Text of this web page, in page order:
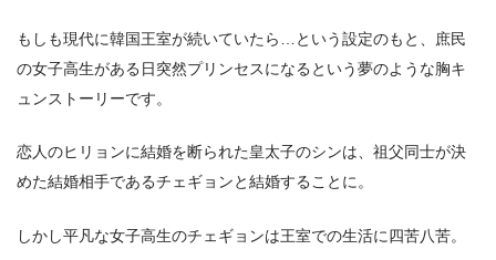
＼＼31日間無料!!お試し解約もOK／／
もしも現代に韓国王室が続いていたら…という設定のもと、庶民
の女子高生がある日突然プリンセスになるという夢のような胸キ
ュンストーリーです。
恋人のヒリョンに結婚を断られた皇太子のシンは、祖父同士が決
めた結婚相手であるチェギョンと結婚することに。
しかし平凡な女子高生のチェギョンは王室での生活に四苦八苦。